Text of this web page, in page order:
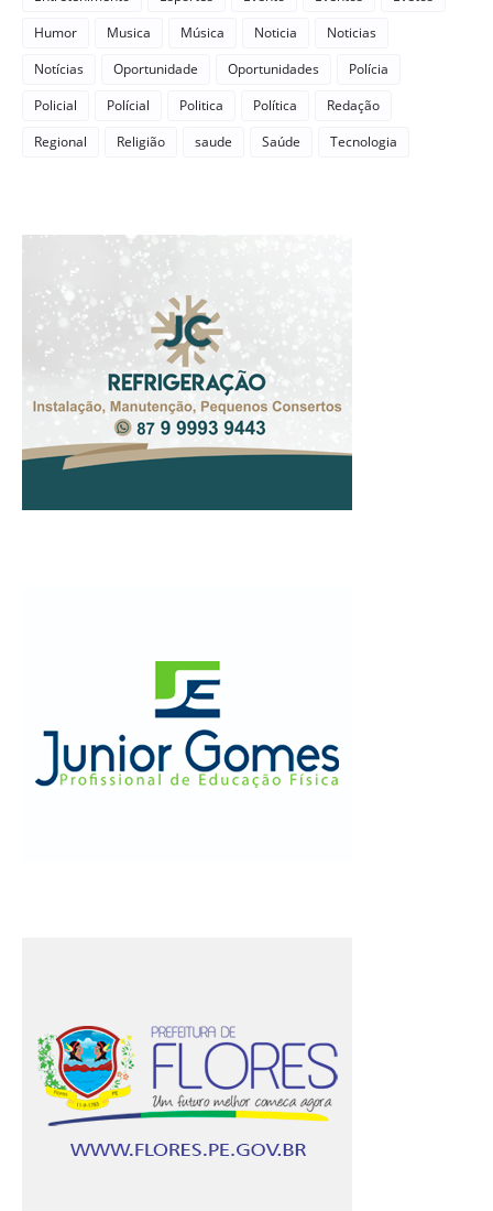
Humor
Musica Música Noticia
Noticias
Notícias
Oportunidade Oportunidades
Polícia
Policial
Polícial Politica Política
Redação
Regional
Religião saude Saúde Tecnologia